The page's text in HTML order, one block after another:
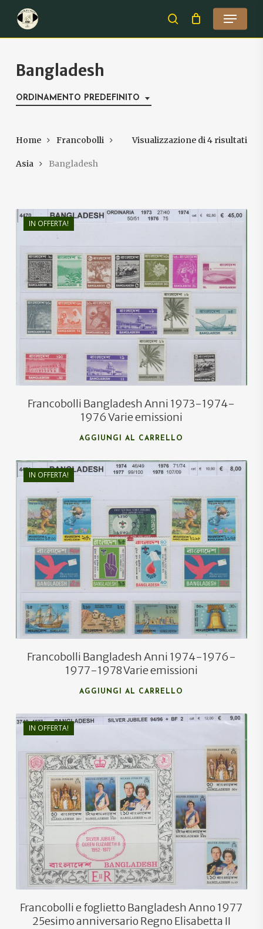
main
search
Menu
Bangladesh
ORDINAMENTO PREDEFINITO
Visualizzazione di 4 risultati
Home Francobolli
Asia Bangladesh
IN OFFERTA!
€62,80
€45,00
Francobolli Bangladesh Anni 1973-1974-
1976 Varie emissioni
AGGIUNGI AL CARRELLO
IN OFFERTA!
€10,90
€7,50
Francobolli Bangladesh Anni 1974-1976-
1977-1978 Varie emissioni
AGGIUNGI AL CARRELLO
IN OFFERTA!
€ 12,00
€8,50
Francobolli e foglietto Bangladesh Anno 1977
25esimo anniversario Regno Elisabetta II
Close